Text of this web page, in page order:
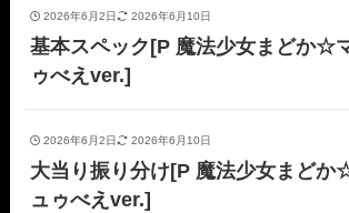
2026年6月2日 2026年6月10日
基本スペック[P 魔法少女まどか☆
ゥべえver.]
2026年6月2日 2026年6月10日
大当り振り分け[P 魔法少女まどか
ュゥべえver.]